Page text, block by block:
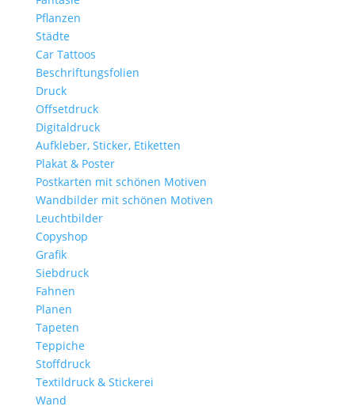
Pflanzen
Städte
Car Tattoos
Beschriftungsfolien
Druck
Offsetdruck
Digitaldruck
Aufkleber, Sticker, Etiketten
Plakat & Poster
Postkarten mit schönen Motiven
Wandbilder mit schönen Motiven
Leuchtbilder
Copyshop
Grafik
Siebdruck
Fahnen
Planen
Tapeten
Teppiche
Stoffdruck
Textildruck & Stickerei
Wand